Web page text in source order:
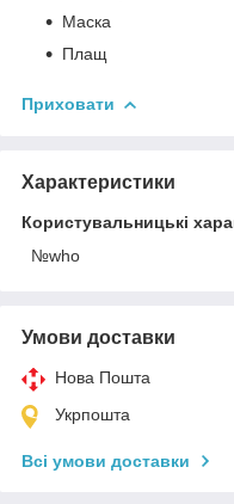
Маска
Плащ
Приховати
Характеристики
Користувальницькі
№who
Умови доставки
Нова Пошта
Укрпошта
Всі умови доставки